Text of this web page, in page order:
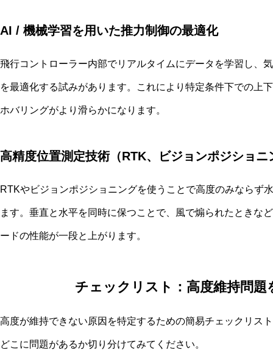
AI / 機械学習を用いた推力制御の最適化
飛行コントローラー内部でリアルタイムにデータを学習し、
を最適化する試みがあります。これにより特定条件下での上
ホバリングがより滑らかになります。
高精度位置測定技術（RTK、ビジョンポジショニ
RTKやビジョンポジショニングを使うことで高度のみならず
ます。垂直と水平を同時に保つことで、風で煽られたときな
ードの性能が一段と上がります。
チェックリスト：高度維持問題
高度が維持できない原因を特定するための簡易チェックリス
どこに問題があるか切り分けてみてください。